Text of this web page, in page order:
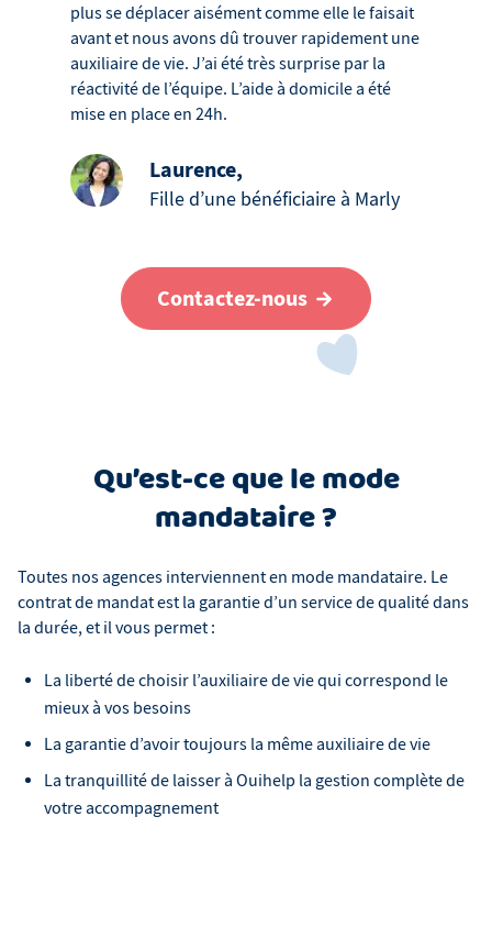
plus se déplacer aisément comme elle le faisait
avant et nous avons dû trouver rapidement une
auxiliaire de vie. J’ai été très surprise par la
réactivité de l’équipe. L’aide à domicile a été
mise en place en 24h.
Laurence,
Fille d’une bénéficiaire à Marly
Contactez-nous
Qu’est-ce que le mode
mandataire ?
Toutes nos agences interviennent en mode mandataire. Le
contrat de mandat est la garantie d’un service de qualité dans
la durée, et il vous permet :
La liberté de choisir l’auxiliaire de vie qui correspond le
mieux à vos besoins
La garantie d’avoir toujours la même auxiliaire de vie
La tranquillité de laisser à Ouihelp la gestion complète de
votre accompagnement